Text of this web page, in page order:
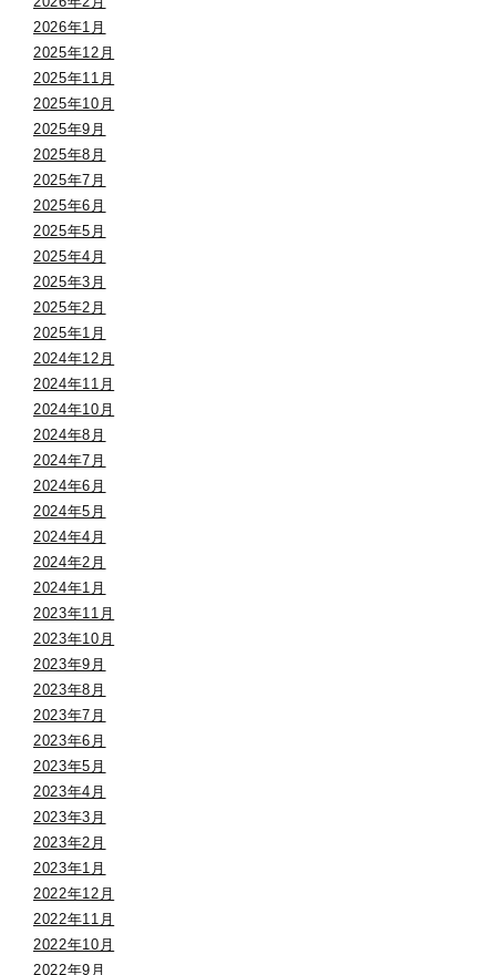
2026年1月
2025年12月
2025年11月
2025年10月
2025年9月
2025年8月
2025年7月
2025年6月
2025年5月
2025年4月
2025年3月
2025年2月
2025年1月
2024年12月
2024年11月
2024年10月
2024年8月
2024年7月
2024年6月
2024年5月
2024年4月
2024年2月
2024年1月
2023年11月
2023年10月
2023年9月
2023年8月
2023年7月
2023年6月
2023年5月
2023年4月
2023年3月
2023年2月
2023年1月
2022年12月
2022年11月
2022年10月
2022年9月